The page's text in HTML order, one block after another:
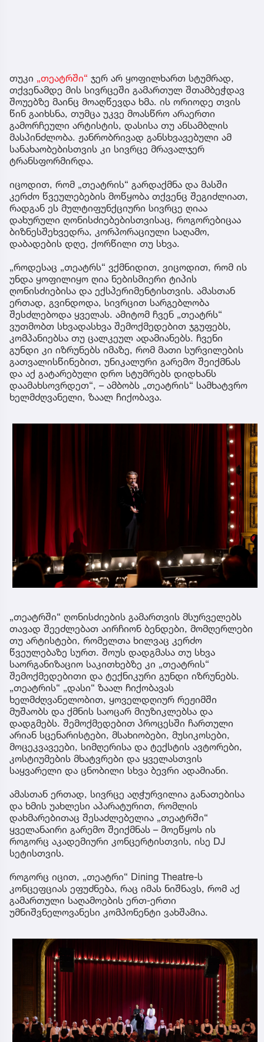
თუკი „თეატრში“ ჯერ არ ყოფილხართ სტუმრად,
თქვენამდე მის სივრცეში გამართულ შთამბეჭდავ
შოუებზე მაინც მოაღწევდა ხმა. ის ორიოდე თვის
წინ გაიხსნა, თუმცა უკვე მოასწრო არაერთი
გამორჩეული არტისტის, დასისა თუ ანსამბლის
მასპინძლობა. ჟანრობრივად განსხვავებული ამ
სანახაობებისთვის კი სივრცე მრავალჯერ
ტრანსფორმირდა.
იცოდით, რომ „თეატრის“ გარდაქმნა და მასში
კერძო წვეულებების მოწყობა თქვენც შეგიძლიათ,
რადგან ეს მულტიფუნქციური სივრცე ღიაა
დახურული ღონისძიებებისთვისაც, როგორებიცაა
ბიზნესშეხვედრა, კორპორაციული საღამო,
დაბადების დღე, ქორწილი თუ სხვა.
„როდესაც „თეატრს“ ვქმნიდით, ვიცოდით, რომ ის
უნდა ყოფილიყო ღია ნებისმიერი ტიპის
ღონისძიებისა და ექსპერიმენტისთვის. ამასთან
ერთად, გვინდოდა, სივრცით სარგებლობა
შესძლებოდა ყველას. ამიტომ ჩვენ „თეატრს“
ვუთმობთ სხვადასხვა შემოქმედებით ჯგუფებს,
კომპანიებსა თუ ცალკეულ ადამიანებს. ჩვენი
გუნდი კი იზრუნებს იმაზე, რომ მათი სურვილების
გათვალისწინებით, უნიკალური გარემო შეიქმნას
და აქ გატარებული დრო სტუმრებს დიდხანს
დაამახსოვრდეთ“, – ამბობს „თეატრის“ სამხატვრო
ხელმძღვანელი, ზაალ ჩიქობავა.
„თეატრში“ ღონისძიების გამართვის მსურველებს
თავად შეეძლებათ აირჩიონ ბენდები, მომღერლები
თუ არტისტები, რომელთა ხილვაც კერძო
წვეულებაზე სურთ. შოუს დადგმასა თუ სხვა
საორგანიზაციო საკითხებზე კი „თეატრის“
შემოქმედებითი და ტექნიკური გუნდი იზრუნებს.
„თეატრის“ „დასი“ ზაალ ჩიქობავას
ხელმძღვანელობით, ყოველდღიურ რეჟიმში
მუშაობს და ქმნის საოცარ მიუზიკლებსა და
დადგმებს. შემოქმედებით პროცესში ჩართული
არიან სცენარისტები, მსახიობები, მუსიკოსები,
მოცეკვავეები, სიმღერისა და ტექსტის ავტორები,
კოსტიუმების მხატვრები და ყველასთვის
საყვარელი და ცნობილი სხვა ბევრი ადამიანი.
ამასთან ერთად, სივრცე აღჭურვილია განათებისა
და ხმის უახლესი აპარატურით, რომლის
დახმარებითაც შესაძლებელია „თეატრში“
ყველანაირი გარემო შეიქმნას – მოეწყოს ის
როგორც აკადემიური კონცერტისთვის, ისე DJ
სეტისთვის.
როგორც იცით, „თეატრი“ Dining Theatre-ს
კონცეფციას ეფუძნება, რაც იმას ნიშნავს, რომ აქ
გამართული საღამოების ერთ-ერთი
უმნიშვნელოვანესი კომპონენტი ვახშამია.